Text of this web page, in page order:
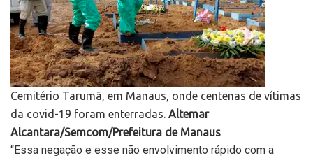
Cemitério Tarumã, em Manaus, onde centenas de vítimas
da covid-19 foram enterradas. Altemar
Alcantara/Semcom/Prefeitura de Manaus
“Essa negação e esse não envolvimento rápido com a